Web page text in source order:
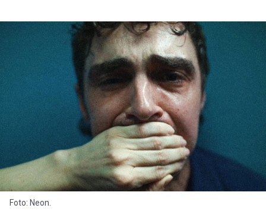
Foto: Neon.